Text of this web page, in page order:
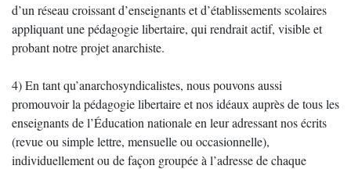
d’un réseau croissant d’enseignants et d’établissements scolaires
appliquant une pédagogie libertaire, qui rendrait actif, visible et
probant notre projet anarchiste.
4) En tant qu’anarchosyndicalistes, nous pouvons aussi
promouvoir la pédagogie libertaire et nos idéaux auprès de tous les
enseignants de l’Éducation nationale en leur adressant nos écrits
(revue ou simple lettre, mensuelle ou occasionnelle),
individuellement ou de façon groupée à l’adresse de chaque